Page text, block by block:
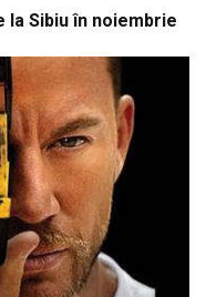
la Sibiu în noiembrie